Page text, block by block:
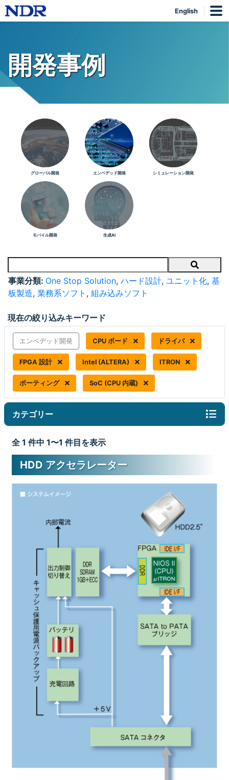
English
開発事例
グローバル開発 エンベデッド開発 シミュレーション開発
モバイル開発 生成AI
Search
事業分類: One Stop Solution, ハード設計, ユニット化, 基
板製造, 業務系ソフト , 組み込みソフト
現在の絞り込みキーワード
エンベデッド開発 CPU ボード ドライバ
FPGA 設計 Intel (ALTERA) ITRON
ポーティング SoC (CPU 内蔵)
カテゴリー
全 1 件中 1〜1 件目を表示
HDD アクセラレーター